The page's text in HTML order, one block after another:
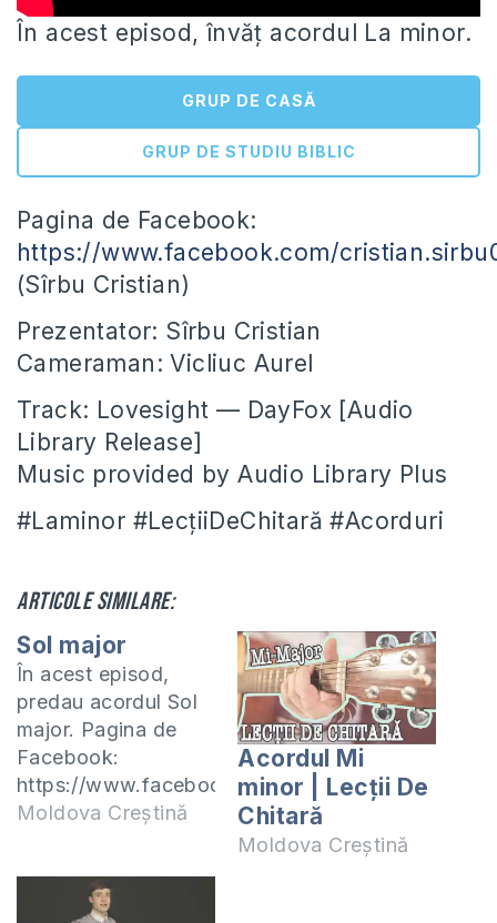
În acest episod, învăț acordul La minor.
GRUP DE CASĂ
GRUP DE STUDIU BIBLIC
Pagina de Facebook:
https://www.facebook.com/
(Sîrbu Cristian)
Prezentator: Sîrbu Cristian
Cameraman: Vicliuc Aurel
Track: Lovesight — DayFox [Audio
Library Release]
Music provided by Audio Library Plus
#Laminor #LecțiiDeChitară #Acorduri
Articole similare:
Sol major
În acest episod,
predau acordul Sol
major. Pagina de
Facebook:
https://www.facebook.com/cristian.sirbu01
(Sîrbu Cristian)
Vicliuc Aurel Track:
Moldova Creștină
Acordul Mi
minor | Lecții De
Chitară
Moldova Creștină